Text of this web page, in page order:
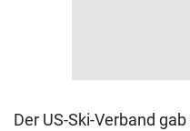
Der US-Ski-Verband